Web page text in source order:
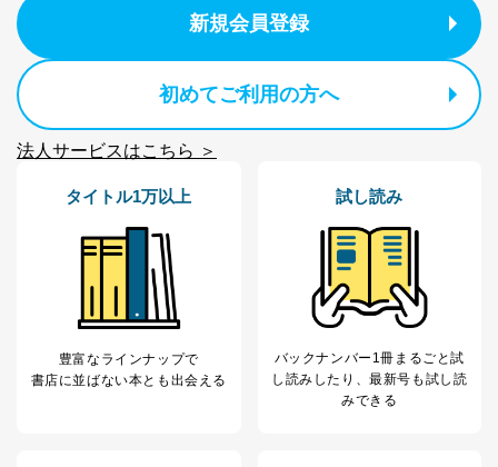
ービス等をご利用
のため
個人が特定できない形で取得した
応じた新商品・サービスに関する
2 いただいた方の個
処、オペレーター教育など応対品
当社カスタマーQ＆
Aサービス利用者
カスタマーQ＆Aサイトの投稿内容
ｅメール等によるカスタマーQ＆A
サイトのサービス内容のご案内の
ｅメール等による商品、サービ
ス、キャンペーン等の広告に関す
るご案内のため
4
採用応募者の方の
個人情報
採用選考、ご連絡のため
新規会員登録
初めてご利用の方へ
法人サービスはこちら ＞
タイトル1万以上
豊富なラインナップで
書店に並ばない本とも出会える
試し読み
バックナンバー1冊まるごと試
し読み したり、最新号も試し読
みできる